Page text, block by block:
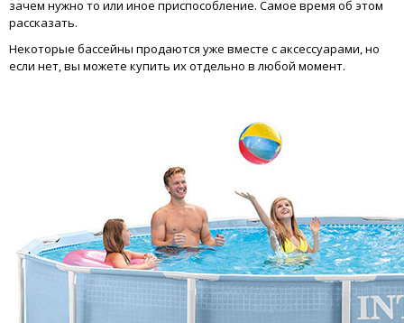
зачем нужно то или иное приспособление. Самое время об этом
рассказать.
Некоторые бассейны продаются уже вместе с аксессуарами, но
если нет, вы можете купить их отдельно в любой момент.